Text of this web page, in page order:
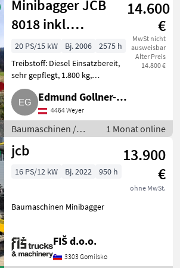
Minibagger JCB
8018 inkl.
Löffelpaket
14.600
€
MwSt nicht
ausweisbar
Alter Preis
14.800 €
20 PS/15 kW Bj. 2006
2575 h
Treibstoff: Diesel Einsatzbereit,
sehr gepflegt, 1.800 kg,
Löffelpaket mit hydr. 100 cm
Böschungslöffel, 2x 30er Grab-,
Tieflöffel, Martin-Aufnahme,
mech. Schnellwec
Edmund Gollner-
Hollnbuchner
4464 Weyer
Baumaschinen /
Minibagger
1 Monat online
jcb
13.900
€
ohne MwSt.
16 PS/12 kW Bj. 2022 950 h
Baumaschinen Minibagger
FIŠ d.o.o.
3303 Gomilsko